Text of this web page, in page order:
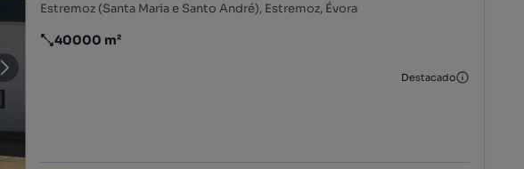
Estremoz (Santa Maria e Santo André), Estremoz, Évora
Preço por metro quadrado
40000 m²
Destacado